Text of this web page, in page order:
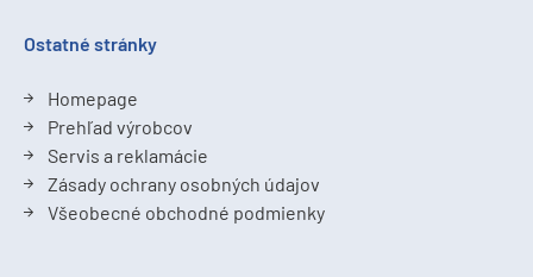
Ostatné stránky
Homepage
Prehľad výrobcov
Servis a reklamácie
Zásady ochrany osobných údajov
Všeobecné obchodné podmienky